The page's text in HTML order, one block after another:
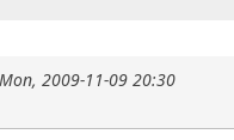
Mon, 2009-11-09 20:30